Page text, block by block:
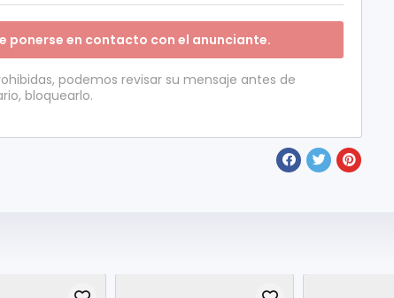
ponerse en contacto con el anunciante.
podemos revisar su mensaje antes de
bloquearlo.